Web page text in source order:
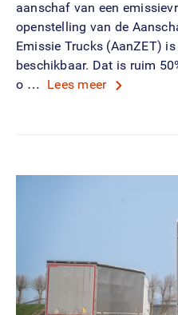
aanschaf van een
openstelling van de
Emissie Trucks (AanZET)
beschikbaar. Dat is ruim
o … Lees meer